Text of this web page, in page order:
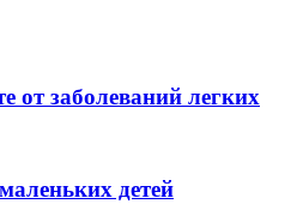
от заболеваний легких
детей